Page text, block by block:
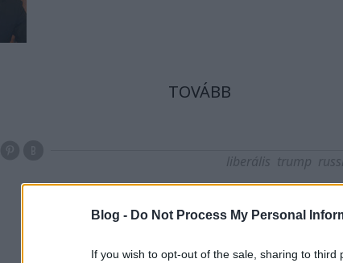
Blog - Do Not Process My Personal
If you wish to opt-out of the sale, sharing to
TOVÁBB
liberális trump